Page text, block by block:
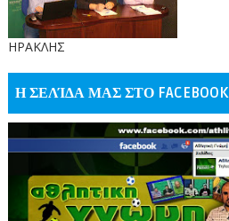
ΗΡΑΚΛΗΣ
Η ΣΕΛΊΔΑ ΜΑΣ ΣΤΟ FACEBOOK